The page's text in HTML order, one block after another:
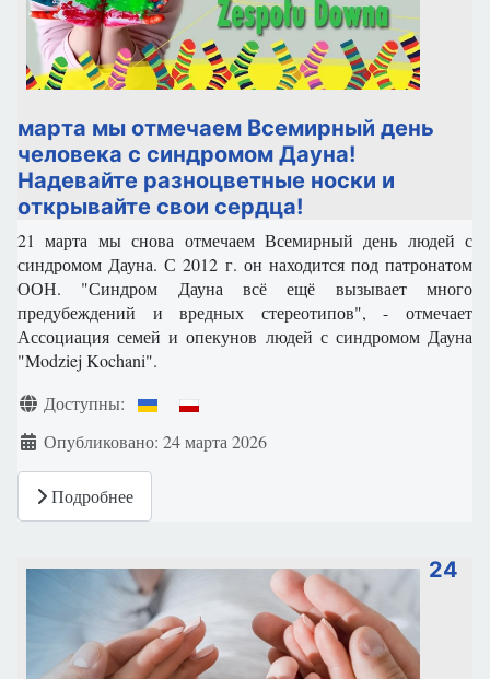
марта мы отмечаем Всемирный день
человека с синдромом Дауна!
Надевайте разноцветные носки и
открывайте свои сердца!
21 марта мы снова отмечаем Всемирный день людей с
синдромом Дауна. С 2012 г. он находится под патронатом
ООН. "Синдром Дауна всё ещё вызывает много
предубеждений и вредных стереотипов", - отмечает
Ассоциация семей и опекунов людей с синдромом Дауна
"Modziej Kochani".
Информация о материале
Доступны:
Опубликовано: 24 марта 2026
Подробнее
24